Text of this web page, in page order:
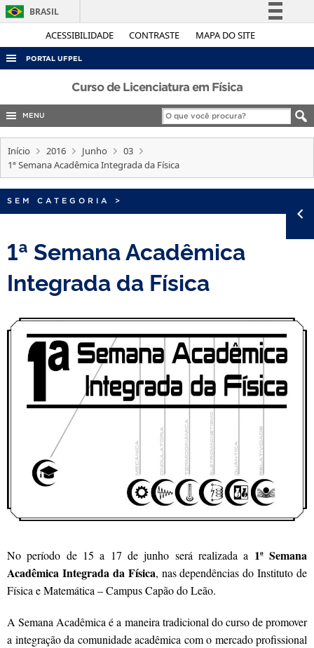
ACESSIBILIDADE CONTRASTE MAPA DO SITE
BRASIL
Simplifique!
Legislação
Canais
PORTAL UFPEL
ACESSO À INFORMAÇÃO
AUDITORIA
CONCURSOS
EDITAIS
INTERNACIONAL
PORTARIAS
Curso de Licenciatura em Física
MENU
Início 2016 Junho
03
1ª Semana Acadêmica Integrada da Física
SEM CATEGORIA >
1ª Semana Acadêmica
Integrada da Física
No período de 15 a 17 de junho será realizada a 1ª Semana
Acadêmica Integrada da Física, nas dependências do Instituto de
Física e Matemática – Campus Capão do Leão.
A Semana Acadêmica é a maneira tradicional do curso de promover
a integração da comunidade acadêmica com o mercado profissional